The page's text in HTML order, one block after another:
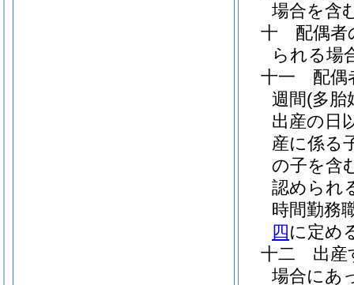
場合を含
十
配偶
られる場
十一
配偶
週間(多胎
出産の日
産に係る
の子を含
認められ
時間勤務
四に定め
十二
出
場合にあ